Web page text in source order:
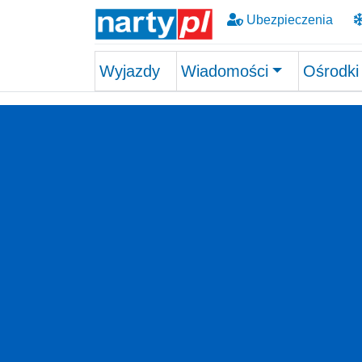
Ubezpieczenia
Wyjazdy Wiadomości Ośrodki